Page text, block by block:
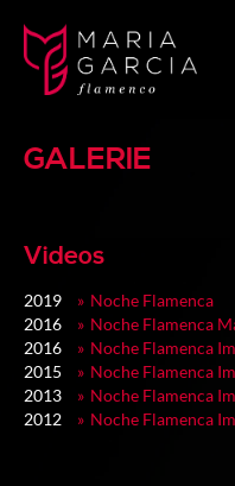
GALERIE
Videos
2019
Noche Flamenca
2016
Noche Flamenca
2016
Noche Flamenca
2015
Noche Flamenca
2013
Noche Flamenca
2012
Noche Flamenca